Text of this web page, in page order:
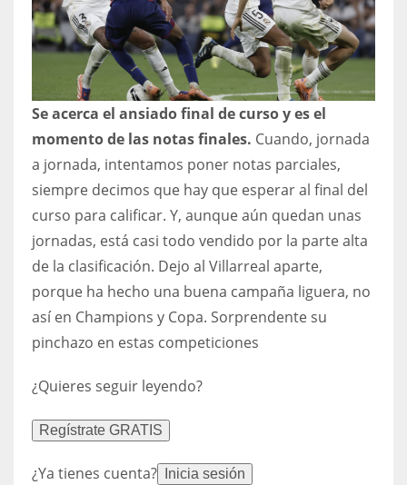
ATL
24
IND
34
MIN
6
24
Se acerca el ansiado final de curso y es el
momento de las notas finales. Cuando, jornada
a jornada, intentamos poner notas parciales,
siempre decimos que hay que esperar al final del
curso para calificar. Y, aunque aún quedan unas
jornadas, está casi todo vendido por la parte alta
de la clasificación. Dejo al Villarreal aparte,
porque ha hecho una buena campaña liguera, no
así en Champions y Copa. Sorprendente su
pinchazo en estas competiciones
¿Quieres seguir leyendo?
Regístrate GRATIS
¿Ya tienes cuenta? Inicia sesión